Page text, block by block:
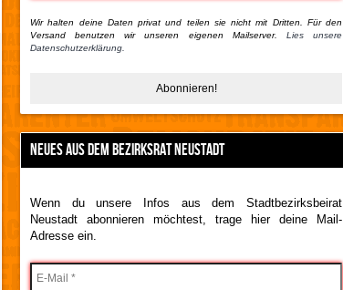
Wir halten deine Daten privat und teilen sie nicht mit Dritten. Für den
Versand benutzen wir unseren eigenen Mailserver. Lies unsere
Datenschutzerklärung.
NEUES AUS DEM BEZIRKSRAT NEUSTADT
Wenn du unsere Infos aus dem Stadtbezirksbeirat
Neustadt abonnieren möchtest, trage hier deine Mail-
Adresse ein.